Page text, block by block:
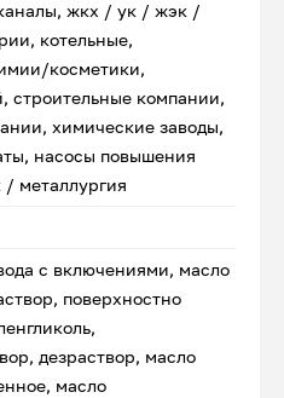
жкх / ук / жэк /
котельные,
косметики,
строительные компании,
химические заводы,
насосы повышения
/ металлургия
с включениями, масло
поверхностно
дезраствор, масло
масло